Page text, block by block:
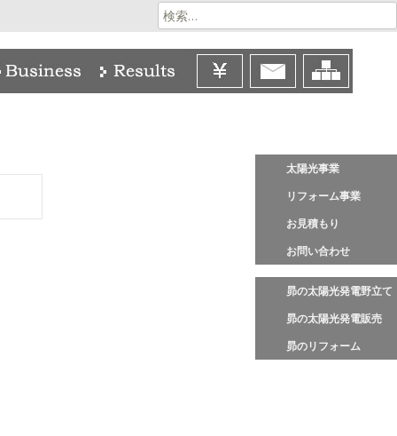
太陽光事業
リフォーム事業
お見積もり
お問い合わせ
昴の太陽光発電野立て
昴の太陽光発電販売
昴のリフォーム
検
索: